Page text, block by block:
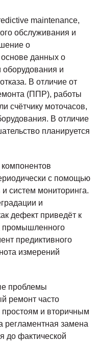
maintenance,
обслуживания и
о
данных о
оборудования и
В отличие от
(ППР), работы
счётчику моточасов,
В отличие
планируется
с помощью
систем мониторинга.
и
дефект приведёт к
промышленного
предиктивного
измерений
проблемы
ремонт часто
и вторичным
замена
до фактической